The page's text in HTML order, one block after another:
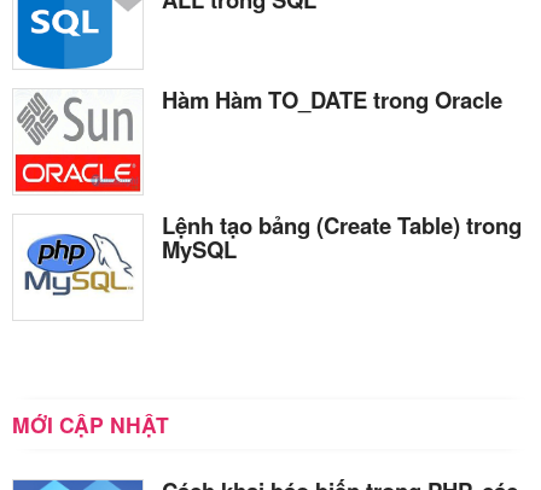
Hàm Hàm TO_DATE trong Oracle
Lệnh tạo bảng (Create Table) trong
MySQL
MỚI CẬP NHẬT